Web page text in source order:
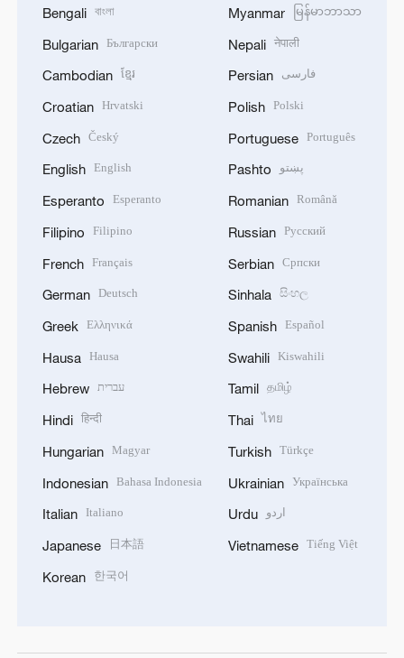
Bengali বাংলা
Bulgarian Български
Cambodian ខ្មែរ
Croatian Hrvatski
Czech Český
English English
Esperanto Esperanto
Filipino Filipino
French Français
German Deutsch
Greek Ελληνικά
Hausa Hausa
Hebrew עברית
Hindi हिन्दी
Hungarian Magyar
Indonesian Bahasa Indonesia
Italian Italiano
Japanese 日本語
Korean 한국어
Myanmar မြန်မာဘာသာ
Nepali नेपाली
Persian فارسی
Polish Polski
Portuguese Português
Pashto پښتو
Romanian Română
Russian Русский
Serbian Српски
Sinhala සිංහල
Spanish Español
Swahili Kiswahili
Tamil தமிழ்
Thai ไทย
Turkish Türkçe
Ukrainian Українська
Urdu اردو
Vietnamese Tiếng Việt